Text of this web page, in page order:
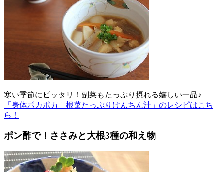
寒い季節にピッタリ！副菜もたっぷり摂れる嬉しい一品♪
「身体ポカポカ！根菜たっぷりけんちん汁」のレシピはこち
ら！
ポン酢で！ささみと大根3種の和え物